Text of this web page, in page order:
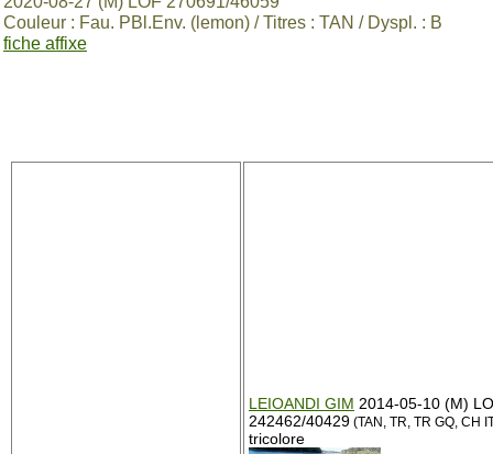
Couleur : Fau. PBl.Env. (lemon) / Titres : TAN / Dyspl. : B
fiche affixe
LEIOANDI GIM 2014-05-10 (M)
242462/40429 (TAN, TR, TR GQ, CH
tricolore